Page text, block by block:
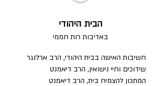
הבית היהודי
באדיבות רות חממי
חשיבות האישה בבית היהודי, הרב ארלנגר
שידוכים וחיי נישואין, הרב דיאמנט
המתכון להצמיח בית, הרב דיאמנט